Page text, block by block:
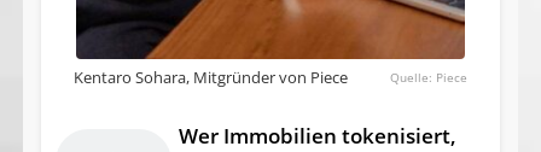
Kentaro Sohara, Mitgründer von Piece Piece
Wer Immobilien tokenisiert,